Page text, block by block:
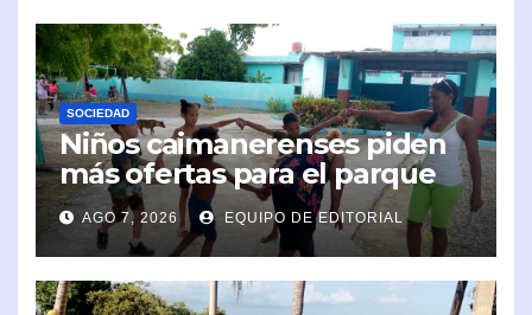
SOCIEDAD
Niños caimanerenses piden
más ofertas para el parque
infantil
AGO 7, 2026 EQUIPO DE EDITORIAL